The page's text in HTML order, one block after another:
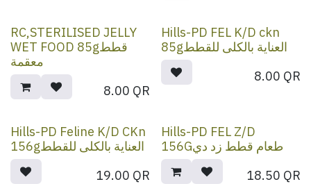
RC,STERILISED JELLY
WET FOOD 85gقطط
معقمة
8.00 QR
Hills-PD FEL K/D ckn
85gالعناية بالكلى للقطط
8.00 QR
Hills-PD Feline K/D CKn
156gالعناية بالكلى للقطط
19.00 QR
Hills-PD FEL Z/D
156Gطعام قطط زد دي
18.50 QR